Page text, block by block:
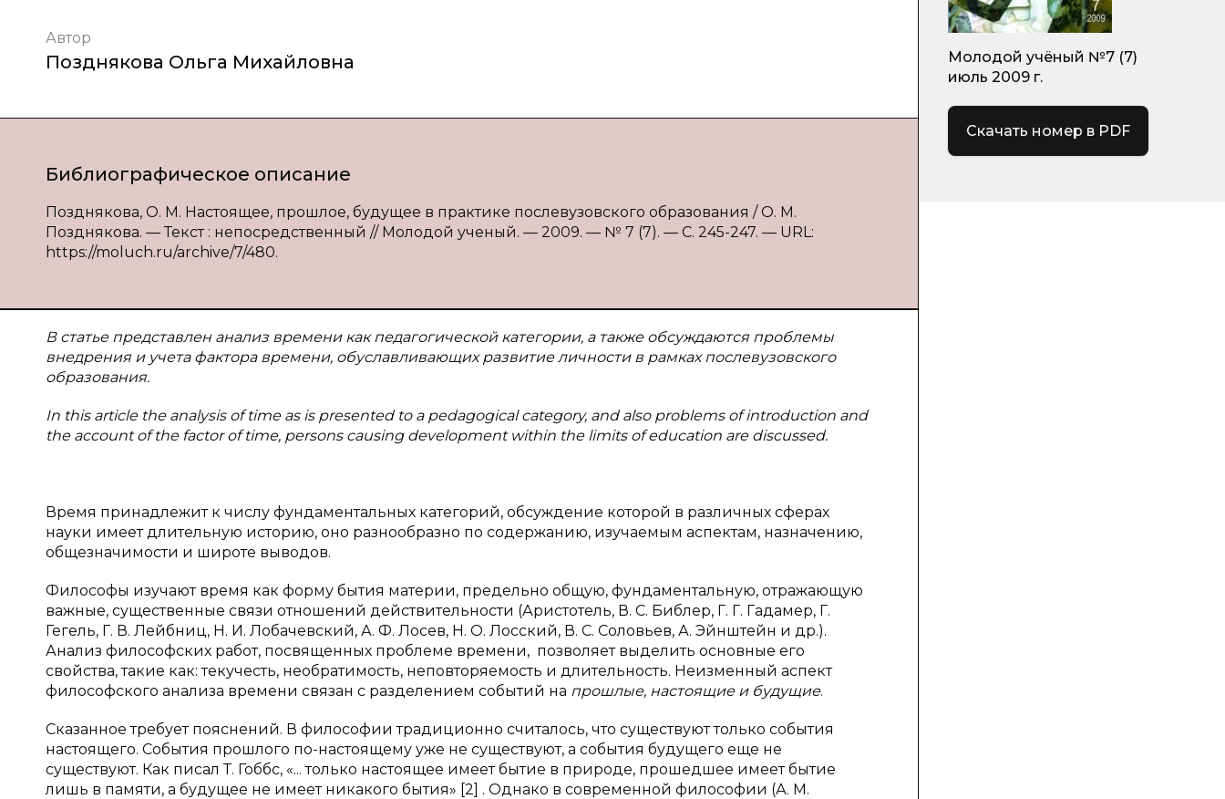
Автор
Позднякова Ольга Михайловна
Библиографическое описание
Позднякова, О. М. Настоящее, прошлое, будущее в практике послевузовского образования / О. М.
Позднякова. — Текст : непосредственный // Молодой ученый. — 2009. — № 7 (7). — С. 245-247. — URL:
https://moluch.ru/archive/7/480.
В статье представлен анализ времени как педагогической категории, а также обсуждаются проблемы
внедрения и учета фактора времени, обуславливающих развитие личности в рамках послевузовского
образования.
In this article the analysis of time as is presented to a pedagogical category, and also problems of introduction and
the account of the factor of time, persons causing development within the limits of education are discussed.
Время принадлежит к числу фундаментальных категорий, обсуждение которой в различных сферах
науки имеет длительную историю, оно разнообразно по содержанию, изучаемым аспектам, назначению,
общезначимости и широте выводов.
Философы изучают время как форму бытия материи, предельно общую, фундаментальную, отражающую
важные, существенные связи отношений действительности (Аристотель, В. С. Библер, Г. Г. Гадамер, Г.
Гегель, Г. В. Лейбниц, Н. И. Лобачевский, А. Ф. Лосев, Н. О. Лосский, В. С. Соловьев, А. Эйнштейн и др.).
Анализ философских работ, посвященных проблеме времени, позволяет выделить основные его
свойства, такие как: текучесть, необратимость, неповторяемость и длительность. Неизменный аспект
философского анализа времени связан с разделением событий на прошлые, настоящие и будущие.
Сказанное требует пояснений. В философии традиционно считалось, что существуют только события
настоящего. События прошлого по-настоящему уже не существуют, а события будущего еще не
существуют. Как писал Т. Гоббс, «... только настоящее имеет бытие в природе, прошедшее имеет бытие
лишь в памяти, а будущее не имеет никакого бытия» [2] . Однако в современной философии (А. М.
Молодой учёный №7 (7)
июль 2009 г.
Скачать номер в PDF